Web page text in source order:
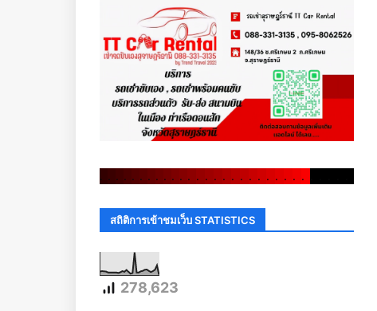
. . . . . . . . . . . . . . . . . . . . . . . . .
สถิติการเข้าชมเว็บ STATISTICS
278,623